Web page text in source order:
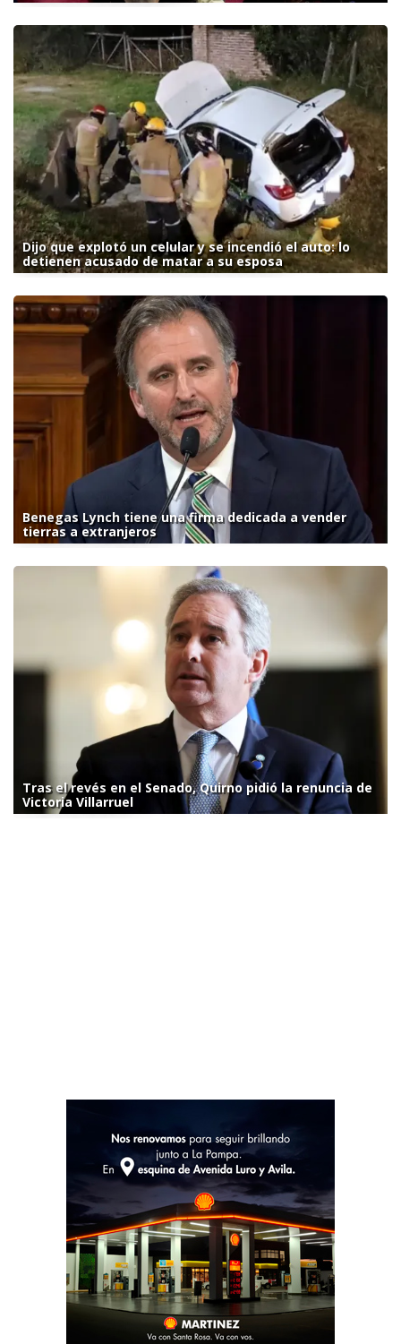
Dijo que explotó un celular y se incendió el auto: lo
detienen acusado de matar a su esposa
Benegas Lynch tiene una firma dedicada a vender
tierras a extranjeros
Tras el revés en el Senado, Quirno pidió la renuncia de
Victoria Villarruel